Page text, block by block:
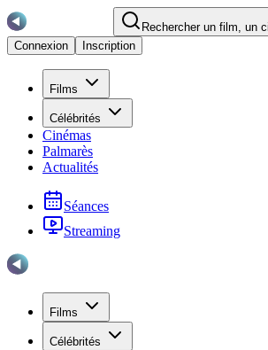
Rechercher un film, un
Connexion
Inscription
Films
Célébrités
Cinémas
Palmarès
Actualités
Séances
Streaming
Films
Célébrités